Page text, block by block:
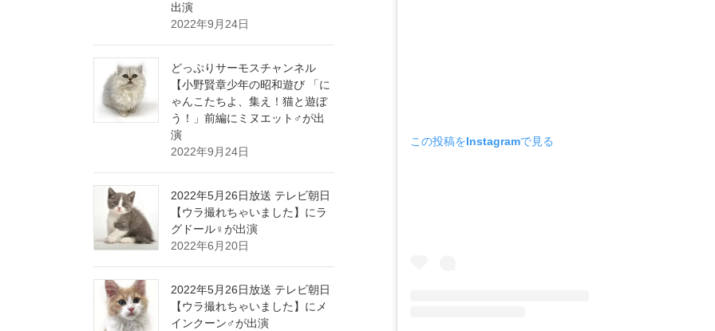
この投稿をInstagramで見る
出演
2022年9月24日
どっぷりサーモスチャンネル
【小野賢章少年の昭和遊び 「に
ゃんこたちよ、集え！猫と遊ぼ
う！」前編にミヌエット♂が出
演
2022年9月24日
2022年5月26日放送 テレビ朝日
【ウラ撮れちゃいました】にラ
グドール♀が出演
2022年6月20日
2022年5月26日放送 テレビ朝日
【ウラ撮れちゃいました】にメ
インクーン♂が出演